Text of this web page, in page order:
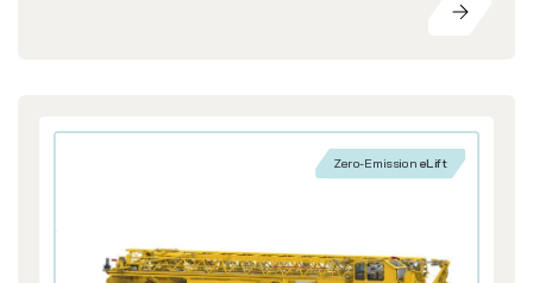
Zero-Emission eLift